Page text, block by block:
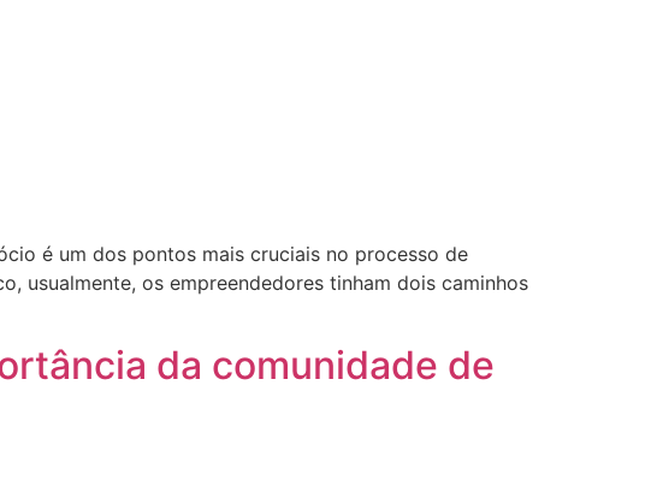
é um dos pontos mais cruciais no processo de
usualmente, os empreendedores tinham dois caminhos
da comunidade de